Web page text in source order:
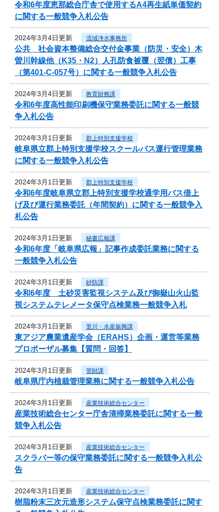
令和6年度恵那総合庁舎で使用するA4再生紙単価契約
に関する一般競争入札公告
2024年3月4日更新 流域浄水事務所
公共 社会資本整備総合交付金事業（防災・安全）木
曽川幹線他（K35・N2）人孔防食被覆（翌債）工事
（第401-C-057号）に関する一般競争入札公告
2024年3月4日更新 教育財務課
令和6年度高性能印刷機保守業務委託に関する一般競
争入札公告
2024年3月1日更新 郡上特別支援学校
岐阜県立郡上特別支援学校スクールバス運行管理業務
に関する一般競争入札公告
2024年3月1日更新 郡上特別支援学校
令和6年度岐阜県立郡上特別支援学校通学用バス借上
げ及び運行業務委託（年間契約）に関する一般競争入
札公告
2024年3月1日更新 秘書広報課
令和6年度「岐阜県広報」記事作成委託業務に関する
一般競争入札公告
2024年3月1日更新 砂防課
令和6年度 土砂災害監視システム及び御嶽山火山監
視システムテレメータ保守点検業務一般競争入札
2024年3月1日更新 里川・水産振興課
東アジア農業遺産学会（ERAHS）企画・運営等業務
プロポーザル募集【質問・回答】
2024年3月1日更新 管財課
岐阜県庁内植栽管理業務に関する一般競争入札公告
2024年3月1日更新 産業技術総合センター
産業技術総合センター庁舎清掃業務委託に関する一般
競争入札公告
2024年3月1日更新 産業技術総合センター
スクラバー等の保守業務委託に関する一般競争入札公
告
2024年3月1日更新 産業技術総合センター
樹脂粉末三次元造形システム保守点検業務委託に関す